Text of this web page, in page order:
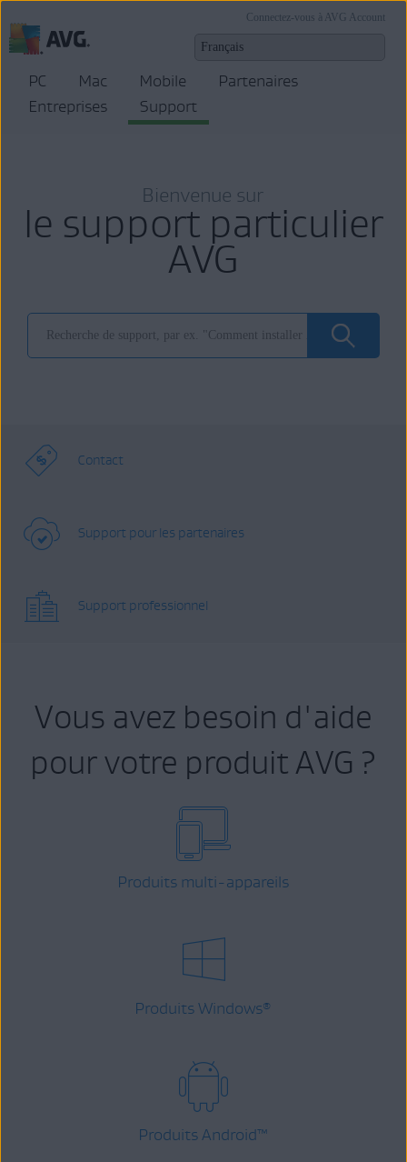
Connectez-vous à AVG Account
PC Mac Mobile
Partenaires
Entreprises
Support
Bienvenue sur
le support particulier
AVG
Contact
Support pour les partenaires
Support professionnel
Vous avez besoin d'aide
pour votre produit AVG ?
Produits multi-appareils
Produits Windows®
Produits Android™